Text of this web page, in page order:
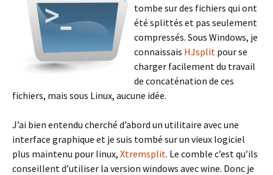
tombe sur des fichiers qui ont
été splittés et pas seulement
compressés. Sous Windows, je
connaissais HJsplit pour se
charger facilement du travail
de concaténation de ces
fichiers, mais sous Linux, aucune idée.
J’ai bien entendu cherché d’abord un utilitaire avec une
interface graphique et je suis tombé sur un vieux logiciel
plus maintenu pour linux, Xtremsplit. Le comble c’est qu’ils
conseillent d’utiliser la version windows avec wine. Donc je